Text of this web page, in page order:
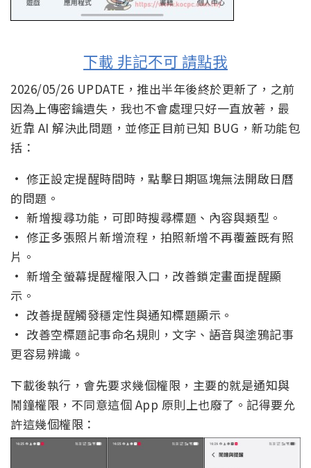
下載 非記不可 請點我
2026/05/26 UPDATE，推出半年後終於更新了，之前
因為上傳密鑰遺失，我也不會處理只好一直放著，最
近靠 AI 解決此問題，並修正目前已知 BUG，新功能包
括：
• 修正設定提醒時間時，點擊日期區塊無法開啟日曆
的問題。
• 新增搜尋功能，可即時搜尋標題、內容與類型。
• 修正多張照片新增流程，拍照新增不再覆蓋既有照
片。
• 新增全螢幕提醒權限入口，改善鎖定畫面提醒顯
示。
• 改善提醒觸發穩定性與通知標題顯示。
• 改善空標題記事命名規則，文字、語音與塗鴉記事
更容易辨識。
下載後執行，會先要求幾個權限，主要的就是通知與
鬧鐘權限，不同意這個 App 原則上也廢了。記得要允
許這幾個權限：